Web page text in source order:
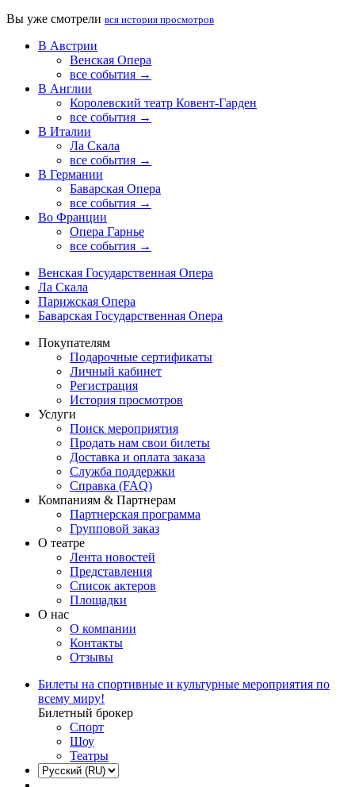
Вы уже смотрели вся история просмотров
В Австрии
Венская Опера
все события →
В Англии
Королевский театр Ковент-Гарден
все события →
В Италии
Ла Скала
все события →
В Германии
Баварская Опера
все события →
Во Франции
Опера Гарнье
все события →
Венская Государственная Опера
Ла Скала
Парижская Опера
Баварская Государственная Опера
Покупателям
Подарочные сертификаты
Личный кабинет
Регистрация
История просмотров
Услуги
Поиск мероприятия
Продать нам свои билеты
Доставка и оплата заказа
Служба поддержки
Справка (FAQ)
Компаниям & Партнерам
Партнерская программа
Групповой заказ
О театре
Лента новостей
Представления
Список актеров
Площадки
О нас
О компании
Контакты
Отзывы
Билеты на спортивные и культурные мероприятия по
всему миру!
Билетный брокер
Спорт
Шоу
Театры